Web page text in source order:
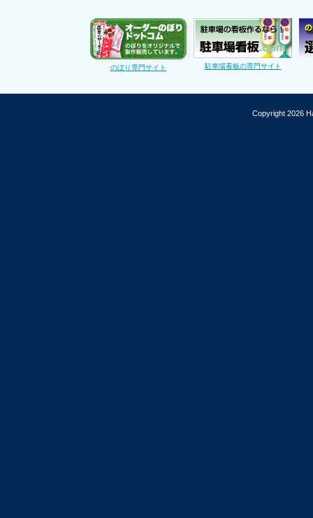
のぼり専門サイト 駐車場看板の専門サイト
Copyright 2026